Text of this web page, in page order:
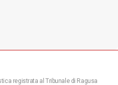
registrata al Tribunale di Ragusa